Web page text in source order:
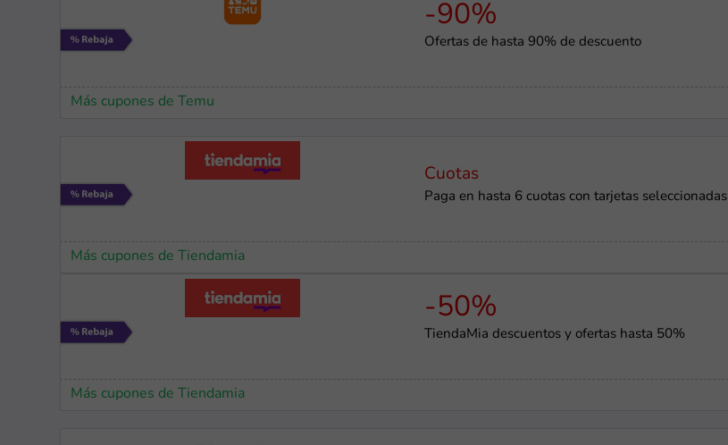
-90%
Ofertas de hasta 90% de descuento
Más cupones de Temu
Cuotas
Paga en hasta 6 cuotas con tarjetas seleccionadas
Más cupones de Tiendamia
-50%
TiendaMia descuentos y ofertas hasta 50%
Más cupones de Tiendamia